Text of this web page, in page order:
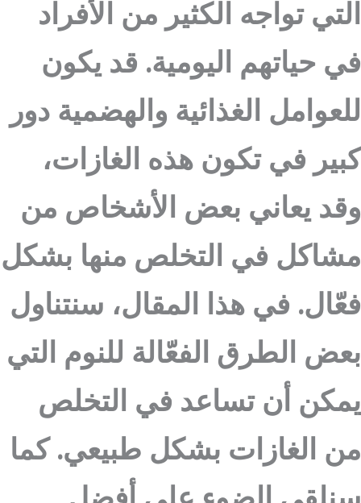
التي تواجه الكثير من الأفراد
في حياتهم اليومية. قد يكون
للعوامل الغذائية والهضمية دور
كبير في تكون هذه الغازات،
وقد يعاني بعض الأشخاص من
مشاكل في التخلص منها بشكل
فعّال. في هذا المقال، سنتناول
بعض الطرق الفعّالة للنوم التي
يمكن أن تساعد في التخلص
من الغازات بشكل طبيعي. كما